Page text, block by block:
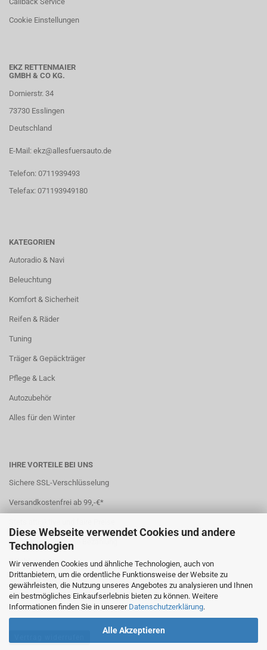
Diese Webseite verwendet Cookies und andere
Technologien
Wir verwenden Cookies und ähnliche Technologien, auch von
Drittanbietern, um die ordentliche Funktionsweise der Website zu
gewährleisten, die Nutzung unseres Angebotes zu analysieren und Ihnen
ein bestmögliches Einkaufserlebnis bieten zu können. Weitere
Informationen finden Sie in unserer Datenschutzerklärung.
Alle Akzeptieren
Cookie Einstellungen
EKZ RETTENMAIER
GMBH & CO KG.
Dornierstr. 34
73730 Esslingen
Deutschland
E-Mail: ekz@allesfuersauto.de
Telefon: 0711939493
Telefax: 071193949180
KATEGORIEN
Autoradio & Navi
Beleuchtung
Komfort & Sicherheit
Reifen & Räder
Tuning
Träger & Gepäckträger
Pflege & Lack
Autozubehör
Alles für den Winter
IHRE VORTEILE BEI UNS
Sichere SSL-Verschlüsselung
Versandkostenfrei ab 99,-€*
Sichere und einfache Bezahlung
7 Zahlungsarten
Schneller Versand
*(Ausland abweichend)